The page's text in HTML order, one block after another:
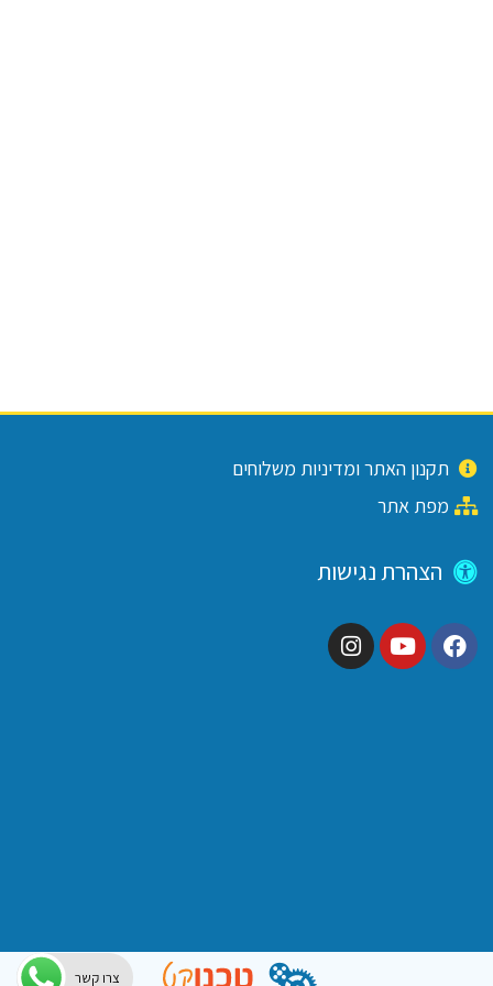
תקנון האתר ומדיניות משלוחים
מפת אתר
הצהרת נגישות
צרו קשר